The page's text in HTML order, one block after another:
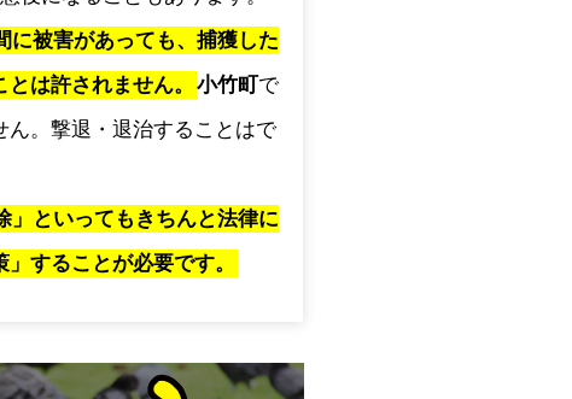
に被害があっても、捕獲した
は許されません。
小竹町で
ん。撃退・退治することはで
」といってもきちんと法律に
することが必要です。